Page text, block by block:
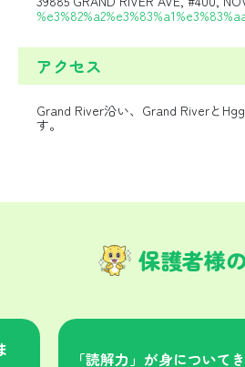
アクセス
Grand River沿い、Grand Riverと
す。
保護者様
「読解力」が身について